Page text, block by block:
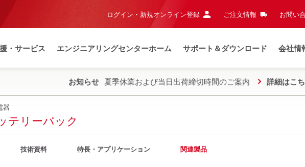
ログイン・新規オンライン登録 ご注文情報 お問い
・サービス エンジニアリングセンターホーム サポート＆ダウンロード 会社情
お知らせ 夏季休業および当日出荷締切時間のご案内 詳細はこ
器
テリーパック
技術資料 特長・アプリケーション 関連製品